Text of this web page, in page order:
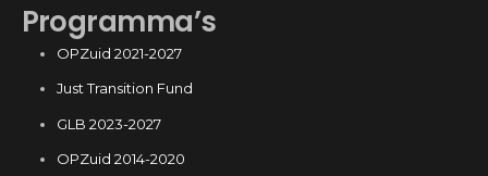
Programma’s
OPZuid 2021-2027
Just Transition Fund
GLB 2023-2027
OPZuid 2014-2020